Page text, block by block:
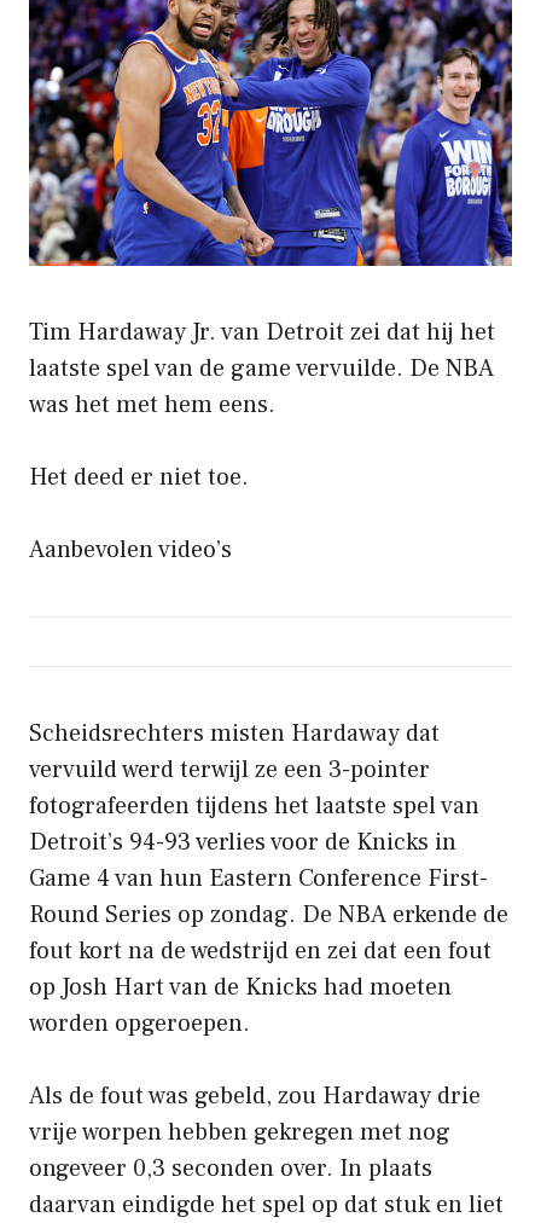
Tim Hardaway Jr. van Detroit zei dat hij het
laatste spel van de game vervuilde. De NBA
was het met hem eens.
Het deed er niet toe.
Aanbevolen video’s
Scheidsrechters misten Hardaway dat
vervuild werd terwijl ze een 3-pointer
fotografeerden tijdens het laatste spel van
Detroit’s 94-93 verlies voor de Knicks in
Game 4 van hun Eastern Conference First-
Round Series op zondag. De NBA erkende de
fout kort na de wedstrijd en zei dat een fout
op Josh Hart van de Knicks had moeten
worden opgeroepen.
Als de fout was gebeld, zou Hardaway drie
vrije worpen hebben gekregen met nog
ongeveer 0,3 seconden over. In plaats
daarvan eindigde het spel op dat stuk en liet